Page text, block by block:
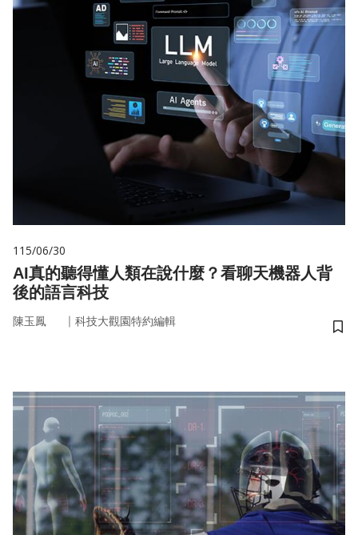
115/06/30
AI真的聽得懂人類在說什麼？看聊天機器人背
後的語言科技
陳玉鳳 ｜ 科技大觀園特約編輯
儲